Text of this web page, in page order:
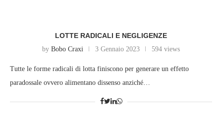
LOTTE RADICALI E NEGLIGENZE
by Bobo Craxi 3 Gennaio 2023 594 views
Tutte le forme radicali di lotta finiscono per generare un effetto
paradossale ovvero alimentano dissenso anziché…